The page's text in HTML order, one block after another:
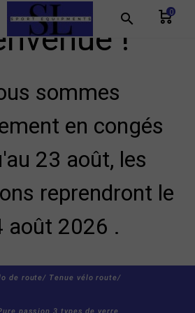
search 0
!
sommes
en congés
23 août, les
reprendront le
août 2026 .
de route/ Tenue vélo route/